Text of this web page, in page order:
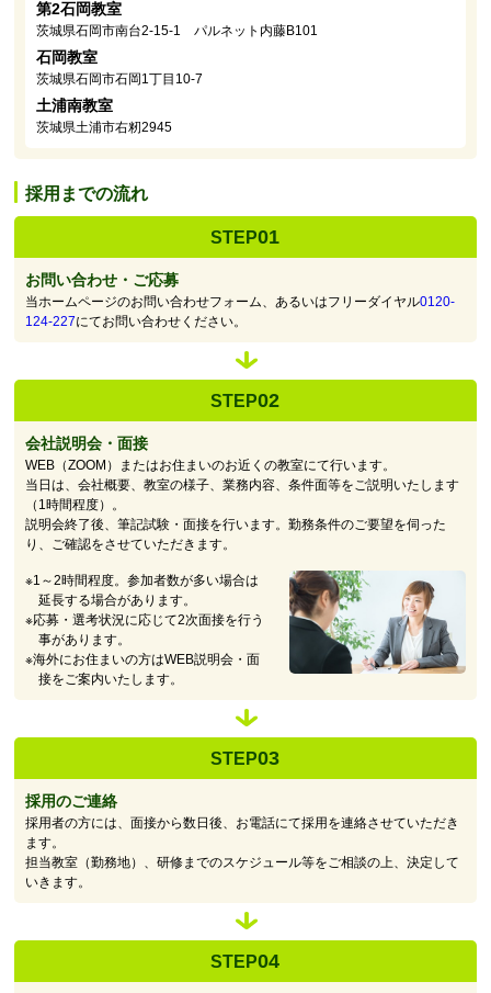
第2石岡教室
茨城県石岡市南台2-15-1 パルネット内藤B101
石岡教室
茨城県石岡市石岡1丁目10-7
土浦南教室
茨城県土浦市右籾2945
採用までの流れ
STEP01
お問い合わせ・ご応募
当ホームページのお問い合わせフォーム、あるいはフリーダイヤル0120-
124-227にてお問い合わせください。
STEP02
会社説明会・面接
WEB（ZOOM）またはお住まいのお近くの教室にて行います。
当日は、会社概要、教室の様子、業務内容、条件面等をご説明いたします
（1時間程度）。
説明会終了後、筆記試験・面接を行います。勤務条件のご要望を伺った
り、ご確認をさせていただきます。
※1～2時間程度。参加者数が多い場合は
延長する場合があります。
※応募・選考状況に応じて2次面接を行う
事があります。
※海外にお住まいの方はWEB説明会・面
接をご案内いたします。
STEP03
採用のご連絡
採用者の方には、面接から数日後、お電話にて採用を連絡させていただき
ます。
担当教室（勤務地）、研修までのスケジュール等をご相談の上、決定して
いきます。
STEP04